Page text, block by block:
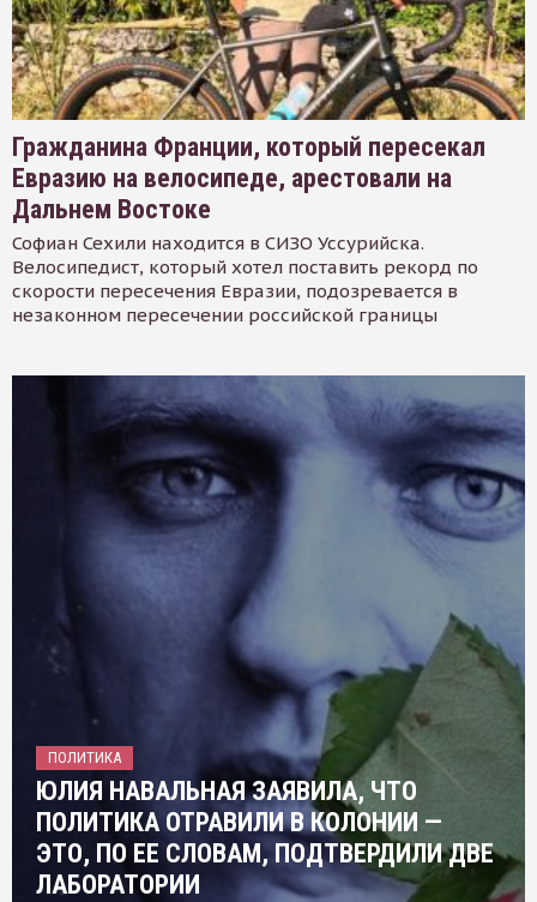
Гражданина Франции, который пересекал
Евразию на велосипеде, арестовали на
Дальнем Востоке
Софиан Сехили находится в СИЗО Уссурийска.
Велосипедист, который хотел поставить рекорд по
скорости пересечения Евразии, подозревается в
незаконном пересечении российской границы
ПОЛИТИКА
ЮЛИЯ НАВАЛЬНАЯ ЗАЯВИЛА, ЧТО
ПОЛИТИКА ОТРАВИЛИ В КОЛОНИИ —
ЭТО, ПО ЕЕ СЛОВАМ, ПОДТВЕРДИЛИ ДВЕ
ЛАБОРАТОРИИ